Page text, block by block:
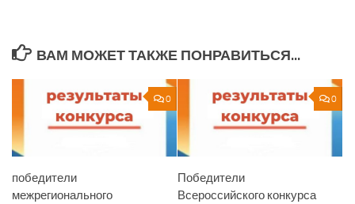
ВАМ МОЖЕТ ТАКЖЕ ПОНРАВИТЬСЯ...
0
победители
межрегионального
0
Победители
Всероссийского конкурса